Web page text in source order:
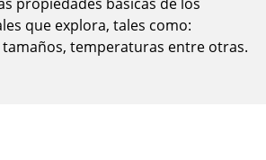
que explora, tales como:
temperaturas entre otras.